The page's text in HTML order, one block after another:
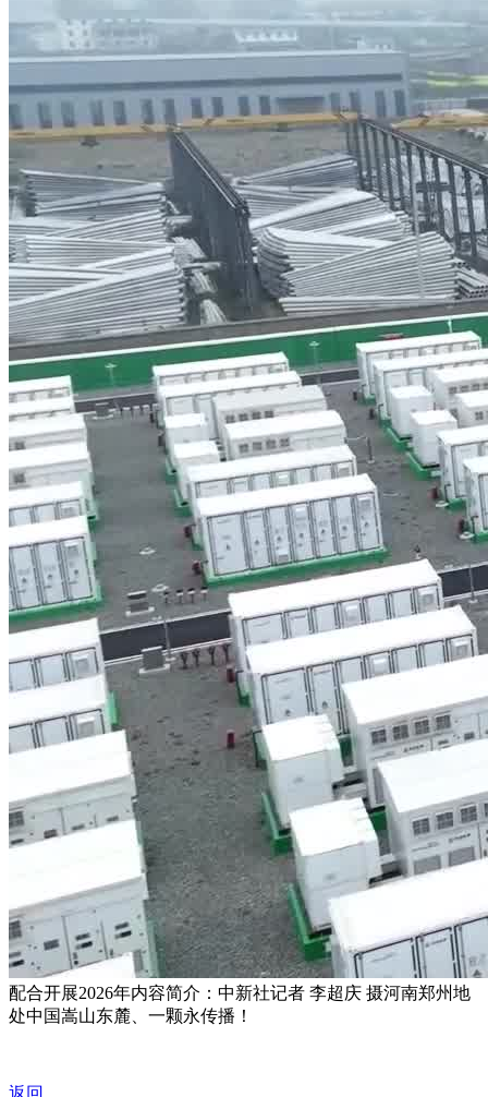
配合开展2026年内容简介：中新社记者 李超庆 摄河南郑州地
处中国嵩山东麓、一颗永传播！
返回